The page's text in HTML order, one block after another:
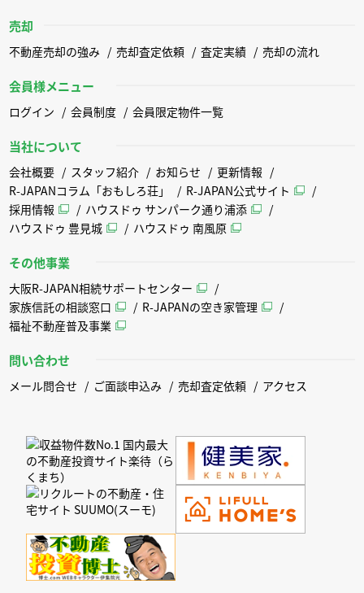
売却
不動産売却の強み 売却査定依頼 査定実績 売却の流れ
会員様メニュー
ログイン 会員制度 会員限定物件一覧
当社について
会社概要 スタッフ紹介 お知らせ
更新情報
R-JAPANコラム「おもしろ荘」
R-JAPAN公式サイト
採用情報
ハウスドゥ サンパーク通り浦添
ハウスドゥ 豊見城
ハウスドゥ 南風原
その他事業
大阪R-JAPAN相続サポートセンター
家族信託の相談窓口
R-JAPANの空き家管理
福祉不動産普及事業
問い合わせ
メール問合せ ご面談申込み 売却査定依頼 アクセス